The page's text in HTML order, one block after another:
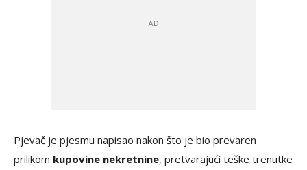
Pjevač je pjesmu napisao nakon što je bio prevaren
prilikom kupovine nekretnine, pretvarajući teške trenutke